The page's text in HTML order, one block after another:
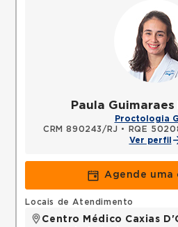
Paula
Proctologia
CRM 890243/RJ •
RQE
Ver perfil
Agende uma
Locais de Atendimento
Centro Médico Caxias